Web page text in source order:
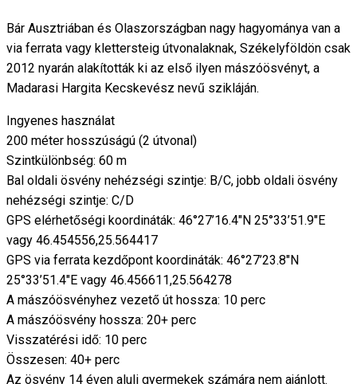
Bár Ausztriában és Olaszországban nagy hagyománya van a
via ferrata vagy klettersteig útvonalaknak, Székelyföldön csak
2012 nyarán alakították ki az első ilyen mászóösvényt, a
Madarasi Hargita Kecskevész nevű szikláján.
Ingyenes használat
200 méter hosszúságú (2 útvonal)
Szintkülönbség: 60 m
Bal oldali ösvény nehézségi szintje: B/C, jobb oldali ösvény
nehézségi szintje: C/D
GPS elérhetőségi koordináták: 46°27’16.4″N 25°33’51.9″E
vagy 46.454556,25.564417
GPS via ferrata kezdőpont koordináták: 46°27’23.8″N
25°33’51.4″E vagy 46.456611,25.564278
A mászóösvényhez vezető út hossza: 10 perc
A mászóösvény hossza: 20+ perc
Visszatérési idő: 10 perc
Összesen: 40+ perc
Az ösvény 14 éven aluli gyermekek számára nem ajánlott.